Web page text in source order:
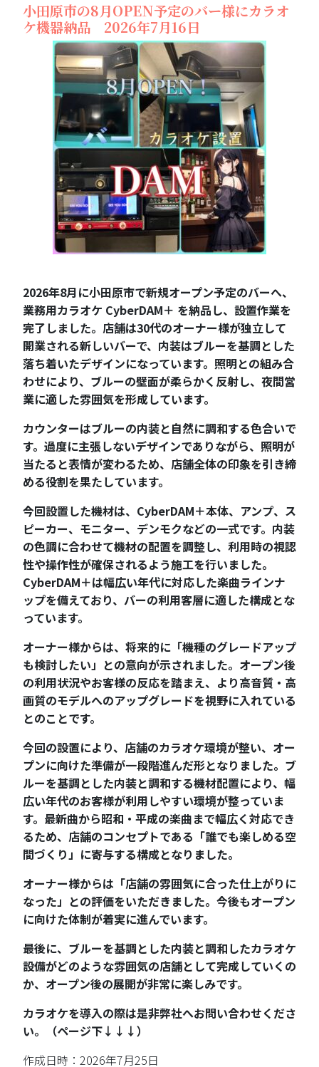
小田原市の8月OPEN予定のバー様にカラオ
ケ機器納品 2026年7月16日
2026年8月に小田原市で新規オープン予定のバーへ、
業務用カラオケ CyberDAM＋ を納品し、設置作業を
完了しました。店舗は30代のオーナー様が独立して
開業される新しいバーで、内装はブルーを基調とした
落ち着いたデザインになっています。照明との組み合
わせにより、ブルーの壁面が柔らかく反射し、夜間営
業に適した雰囲気を形成しています。
カウンターはブルーの内装と自然に調和する色合いで
す。過度に主張しないデザインでありながら、照明が
当たると表情が変わるため、店舗全体の印象を引き締
める役割を果たしています。
今回設置した機材は、CyberDAM＋本体、アンプ、ス
ピーカー、モニター、デンモクなどの一式です。内装
の色調に合わせて機材の配置を調整し、利用時の視認
性や操作性が確保されるよう施工を行いました。
CyberDAM＋は幅広い年代に対応した楽曲ラインナ
ップを備えており、バーの利用客層に適した構成とな
っています。
オーナー様からは、将来的に「機種のグレードアップ
も検討したい」との意向が示されました。オープン後
の利用状況やお客様の反応を踏まえ、より高音質・高
画質のモデルへのアップグレードを視野に入れている
とのことです。
今回の設置により、店舗のカラオケ環境が整い、オー
プンに向けた準備が一段階進んだ形となりました。ブ
ルーを基調とした内装と調和する機材配置により、幅
広い年代のお客様が利用しやすい環境が整っていま
す。最新曲から昭和・平成の楽曲まで幅広く対応でき
るため、店舗のコンセプトである「誰でも楽しめる空
間づくり」に寄与する構成となりました。
オーナー様からは「店舗の雰囲気に合った仕上がりに
なった」との評価をいただきました。今後もオープン
に向けた体制が着実に進んでいます。
最後に、ブルーを基調とした内装と調和したカラオケ
設備がどのような雰囲気の店舗として完成していくの
か、オープン後の展開が非常に楽しみです。
カラオケを導入の際は是非弊社へお問い合わせくださ
い。（ページ下↓↓↓）
作成日時：2026年7月25日